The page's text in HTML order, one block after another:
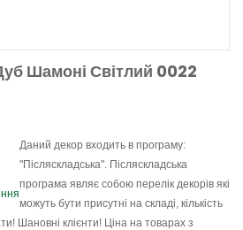
Шамоні Світлий 0022
Даний декор входить в програму:
"Післяскладська". Післяскладська
програма являє собою перелік декорів які
можуть бути присутні на складі, кількість
Шановні клієнти! Ціна на товарах з